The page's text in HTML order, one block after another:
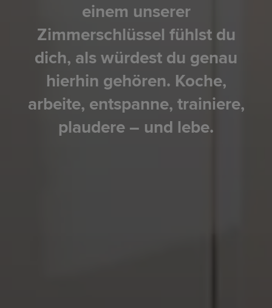
einem unserer
Zimmerschlüssel fühlst du
dich, als würdest du genau
hierhin gehören. Koche,
arbeite, entspanne, trainiere,
plaudere – und lebe.